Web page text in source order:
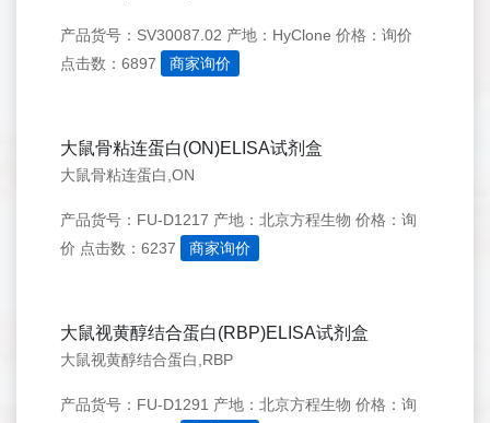
产品货号：SV30087.02 产地：HyClone 价格：询价
点击数：6897
商家询价
大鼠骨粘连蛋白(ON)ELISA试剂盒
大鼠骨粘连蛋白,ON
产品货号：FU-D1217 产地：北京方程生物 价格：询
价 点击数：6237 商家询价
大鼠视黄醇结合蛋白(RBP)ELISA试剂盒
大鼠视黄醇结合蛋白,RBP
产品货号：FU-D1291 产地：北京方程生物 价格：询